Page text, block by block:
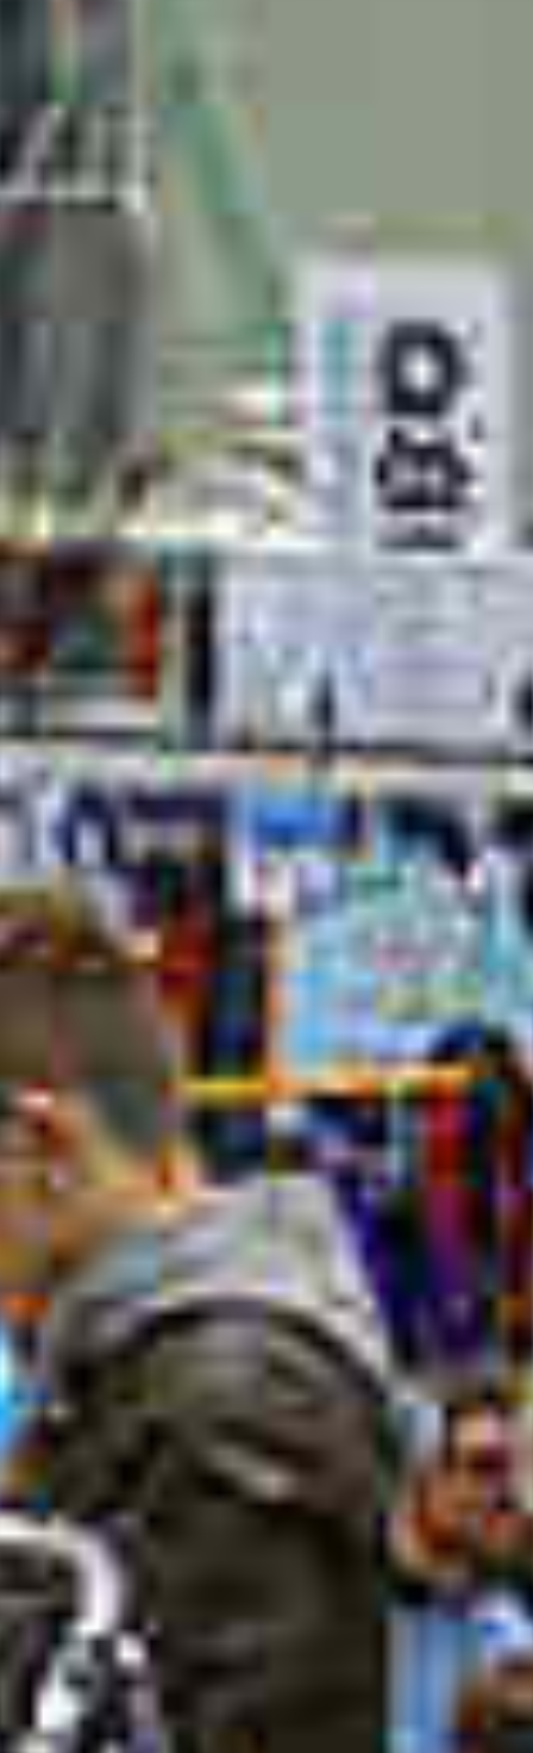
OM
BÅDE
MARINER
TJENESTER
NYHEDER
EVENT
DESIGN STUDIO
TIL SALG
KONTAKT